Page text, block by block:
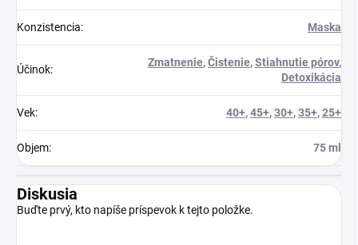
Konzistencia: Maska
Účinok:
Zmatnenie,Čistenie,Stiahnutie pórov,
Detoxikácia
Vek: 40+,45+,30+,35+,25+
Objem: 75 ml
Diskusia
Buďte prvý, kto napíše príspevok k tejto položke.